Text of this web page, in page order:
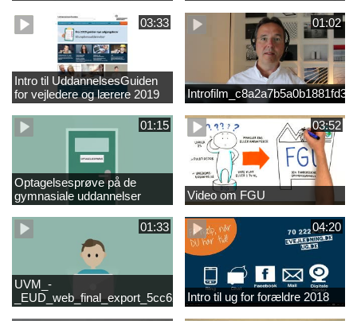
03:33
Intro til UddannelsesGuiden
for vejledere og lærere 2019
01:02
01:15
Optagelsesprøve på de
gymnasiale uddannelser
03:52
Video om FGU
01:33
UVM_-
04:20
Intro til ug for forældre 2018